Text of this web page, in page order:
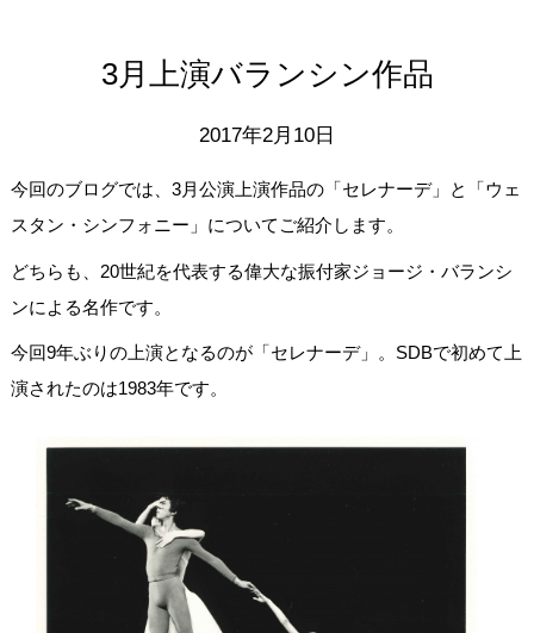
3月上演バランシン作品
2017年2月10日
今回のブログでは、3月公演上演作品の「セレナーデ」と「ウェ
スタン・シンフォニー」についてご紹介します。
どちらも、20世紀を代表する偉大な振付家ジョージ・バランシ
ンによる名作です。
今回9年ぶりの上演となるのが「セレナーデ」。SDBで初めて上
演されたのは1983年です。